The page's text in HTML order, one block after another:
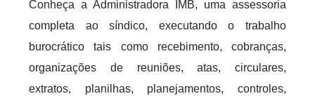
Conheça a Administradora IMB, uma assessoria
completa ao síndico, executando o trabalho
burocrático tais como recebimento, cobranças,
organizações de reuniões, atas, circulares,
extratos, planilhas, planejamentos, controles,